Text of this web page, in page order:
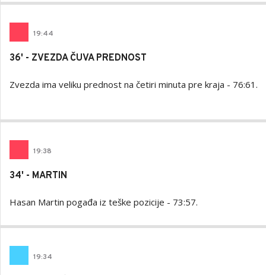
19:44
36' - ZVEZDA ČUVA PREDNOST
Zvezda ima veliku prednost na četiri minuta pre kraja - 76:61.
19:38
34' - MARTIN
Hasan Martin pogađa iz teške pozicije - 73:57.
19:34